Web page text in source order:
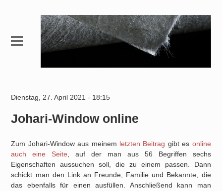
Dienstag, 27. April 2021 - 18:15
Johari-Window online
Zum Johari-Window aus meinem letzten Beitrag gibt es online
auch eine Seite , auf der man aus 56 Begriffen sechs
Eigenschaften aussuchen soll, die zu einem passen. Dann
schickt man den Link an Freunde, Familie und Bekannte, die
das ebenfalls für einen ausfüllen. Anschließend kann man